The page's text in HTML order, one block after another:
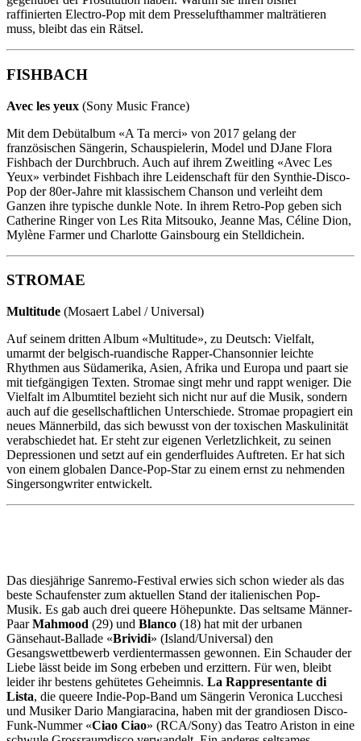
raffinierten Electro-Pop mit dem Presselufthammer malträtieren
muss, bleibt das ein Rätsel.
FISHBACH
Avec les yeux (Sony Music France)
Mit dem Debütalbum «A Ta merci» von 2017 gelang der
französischen Sängerin, Schauspielerin, Model und DJane Flora
Fishbach der Durchbruch. Auch auf ihrem Zweitling «Avec Les
Yeux» verbindet Fishbach ihre Leidenschaft für den Synthie-Disco-
Pop der 80er-Jahre mit klassischem Chanson und verleiht dem
Ganzen ihre typische dunkle Note. In ihrem Retro-Pop geben sich
Catherine Ringer von Les Rita Mitsouko, Jeanne Mas, Céline Dion,
Mylène Farmer und Charlotte Gainsbourg ein Stelldichein.
STROMAE
Multitude (Mosaert Label / Universal)
Auf seinem dritten Album «Multitude», zu Deutsch: Vielfalt,
umarmt der belgisch-ruandische Rapper-Chansonnier leichte
Rhythmen aus Südamerika, Asien, Afrika und Europa und paart sie
mit tiefgängigen Texten. Stromae singt mehr und rappt weniger. Die
Vielfalt im Albumtitel bezieht sich nicht nur auf die Musik, sondern
auch auf die gesellschaftlichen Unterschiede. Stromae propagiert ein
neues Männerbild, das sich bewusst von der toxischen Maskulinität
verabschiedet hat. Er steht zur eigenen Verletzlichkeit, zu seinen
Depressionen und setzt auf ein genderfluides Auftreten. Er hat sich
von einem globalen Dance-Pop-Star zu einem ernst zu nehmenden
Singersongwriter entwickelt.
Das diesjährige Sanremo-Festival erwies sich schon wieder als das
beste Schaufenster zum aktuellen Stand der italienischen Pop-
Musik. Es gab auch drei queere Höhepunkte. Das seltsame Männer-
PaarMahmood (29) und Blanco (18) hat mit der urbanen
Gänsehaut-Ballade «Brividi» (Island/Universal) den
Gesangswettbewerb verdientermassen gewonnen. Ein Schauder der
Liebe lässt beide im Song erbeben und erzittern. Für wen, bleibt
leider ihr bestens gehütetes Geheimnis. La Rappresentante di
Lista, die queere Indie-Pop-Band um Sängerin Veronica Lucchesi
und Musiker Dario Mangiaracina, haben mit der grandiosen Disco-
Funk-Nummer «Ciao Ciao» (RCA/Sony) das Teatro Ariston in eine